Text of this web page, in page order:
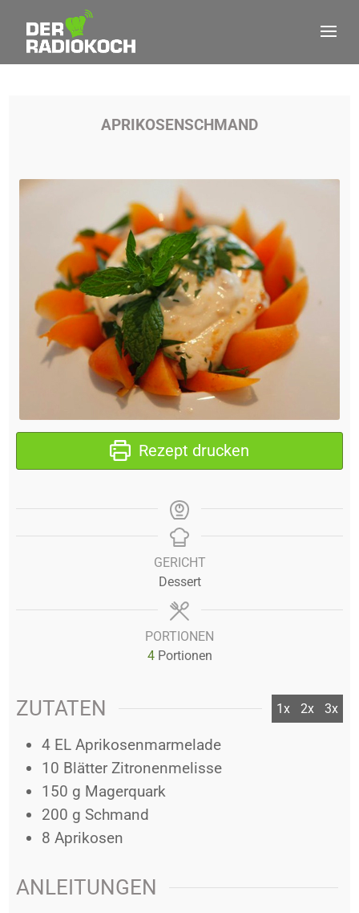
APRIKOSENSCHMAND
Rezept drucken
GERICHT
Dessert
PORTIONEN
4 Portionen
ZUTATEN 1x 2x 3x
4 EL Aprikosenmarmelade
10 Blätter Zitronenmelisse
150 g Magerquark
200 g Schmand
8 Aprikosen
ANLEITUNGEN